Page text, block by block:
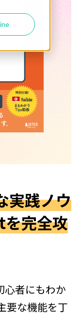
実践ノウ
完全攻
心者にもわか
要な機能を丁